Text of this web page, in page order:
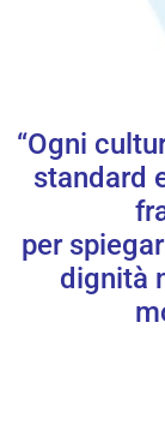
“Ogni
standard
per
dignità